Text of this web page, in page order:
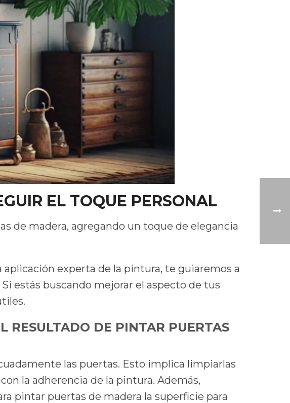
EL TOQUE PERSONAL
de madera, agregando un toque de elegancia
aplicación experta de la pintura, te guiaremos a
estás buscando mejorar el aspecto de tus
RESULTADO DE PINTAR PUERTAS
las puertas. Esto implica limpiarlas
la adherencia de la pintura. Además,
pintar puertas de madera la superficie para